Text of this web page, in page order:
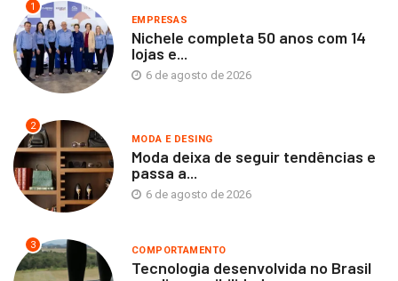
1
EMPRESAS
Nichele completa 50 anos com 14
lojas e...
6 de agosto de 2026
2
MODA E DESING
Moda deixa de seguir tendências e
passa a...
6 de agosto de 2026
3 COMPORTAMENTO
Tecnologia desenvolvida no Brasil